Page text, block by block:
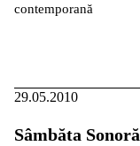
contemporană
29.05.2010
Sâmbăta Sonoră